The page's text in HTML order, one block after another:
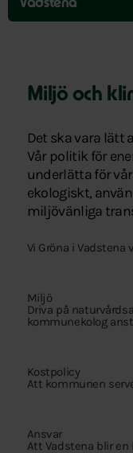
menyn
Vadstena
Miljö och
Det ska vara lätt
Vår politik för
underlätta för
ekologiskt,
miljövänliga
Vi Gröna i Vadstena
Miljö
Driva på
kommunekolog
Kostpolicy
Att kommunen
Ansvar
Att Vadstena blir en